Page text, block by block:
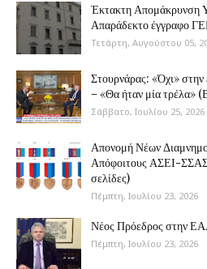
Έκτακτη Απομάκρυνση
Απαράδεκτο έγγραφο
Τετάρτη, Αυγούστου 05,
Στουρνάρας: «Όχι» στην
– «Θα ήταν μία τρέλα»
Σάββατο, Ιουλίου 25, 2026
Απονομή Νέων
Απόφοιτους ΑΣΕΙ-
σελίδες)
Πέμπτη, Ιουλίου 23, 2026
Νέος Πρόεδρος στην
Πέμπτη, Ιουλίου 23, 2026